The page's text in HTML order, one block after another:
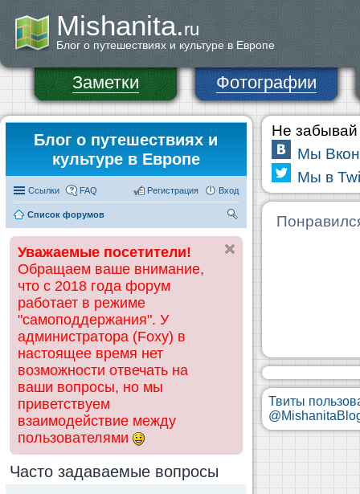
Mishanita.ru
Блог о путешествиях и культуре в Европе
Заметки Фотографии
Блог о путешествиях и
культуре в Европе
Ссылки FAQ Вход
Регистрация
Список форумов
ск
Уважаемые посетители!
Обращаем ваше внимание,
что с 2018 года форум
работает в режиме
"самоподдержания". У
администратора (Foxy) в
настоящее время нет
возможности отвечать на
ваши вопросы, но мы
приветствуем
взаимодействие между
пользователями
Часто задаваемые вопросы
Не забывай
Мы
Мы в
Твиты